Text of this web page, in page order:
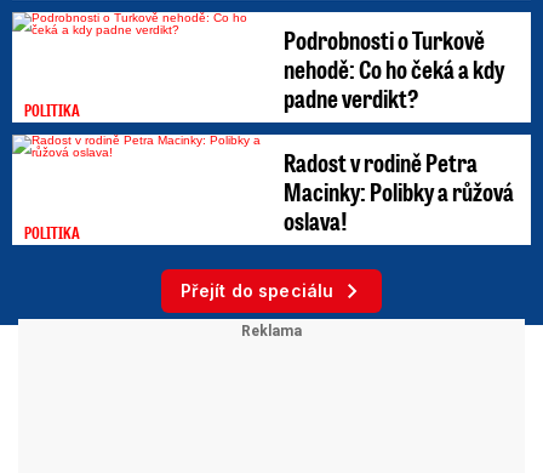
POLITIKA
Podrobnosti o Turkově
nehodě: Co ho čeká a kdy
padne verdikt?
POLITIKA
Radost v rodině Petra
Macinky: Polibky a růžová
oslava!
Přejít do speciálu